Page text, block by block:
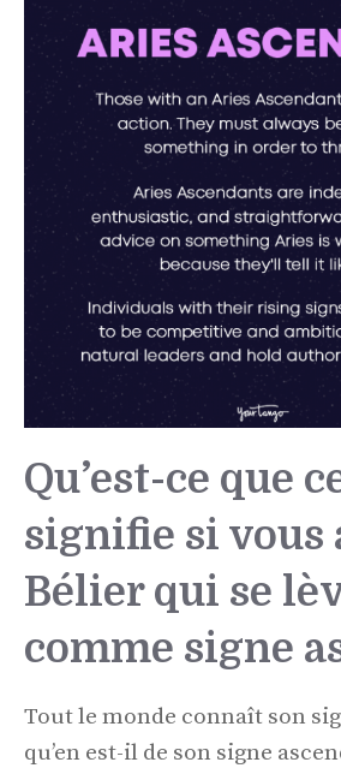
Qu’est-ce que
signifie si vous
Bélier qui se
comme signe
Tout le monde connaît son
qu’en est-il de son signe